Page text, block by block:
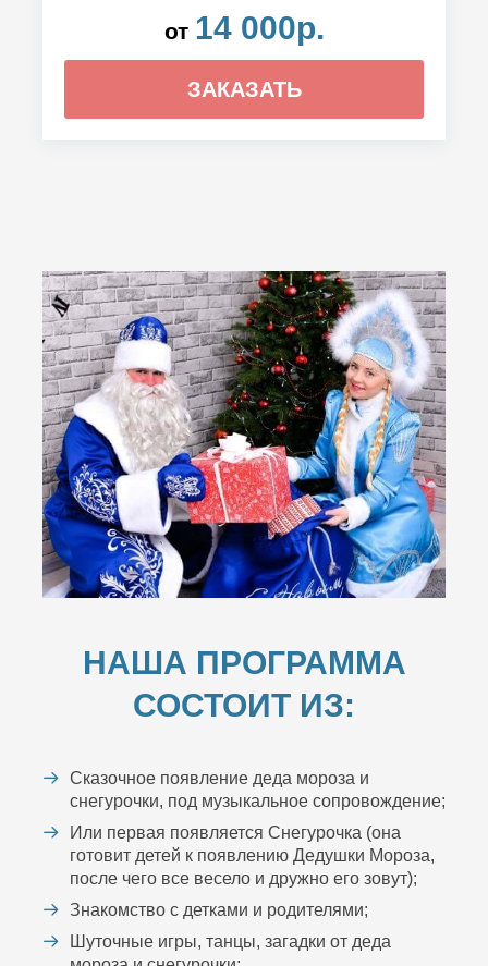
от 14 000р.
ЗАКАЗАТЬ
НАША ПРОГРАММА
СОСТОИТ ИЗ:
Сказочное появление деда мороза и
снегурочки, под музыкальное сопровождение;
Или первая появляется Снегурочка (она
готовит детей к появлению Дедушки Мороза,
после чего все весело и дружно его зовут);
Знакомство с детками и родителями;
Шуточные игры, танцы, загадки от деда